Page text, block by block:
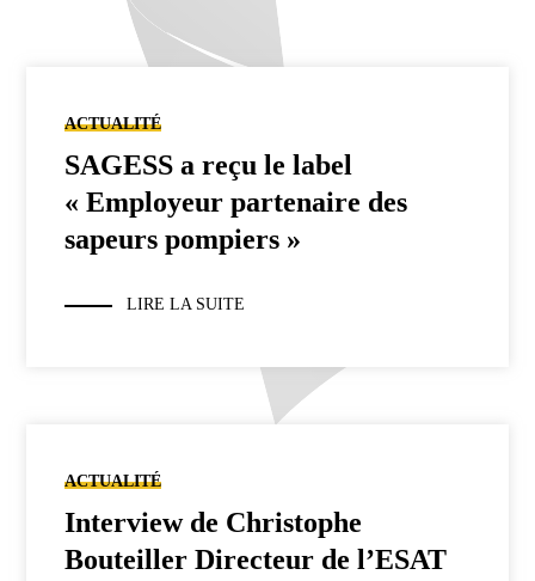
ACTUALITÉ
SAGESS a reçu le label
« Employeur partenaire des
sapeurs pompiers »
LIRE LA SUITE
ACTUALITÉ
Interview de Christophe
Bouteiller Directeur de l’ESAT